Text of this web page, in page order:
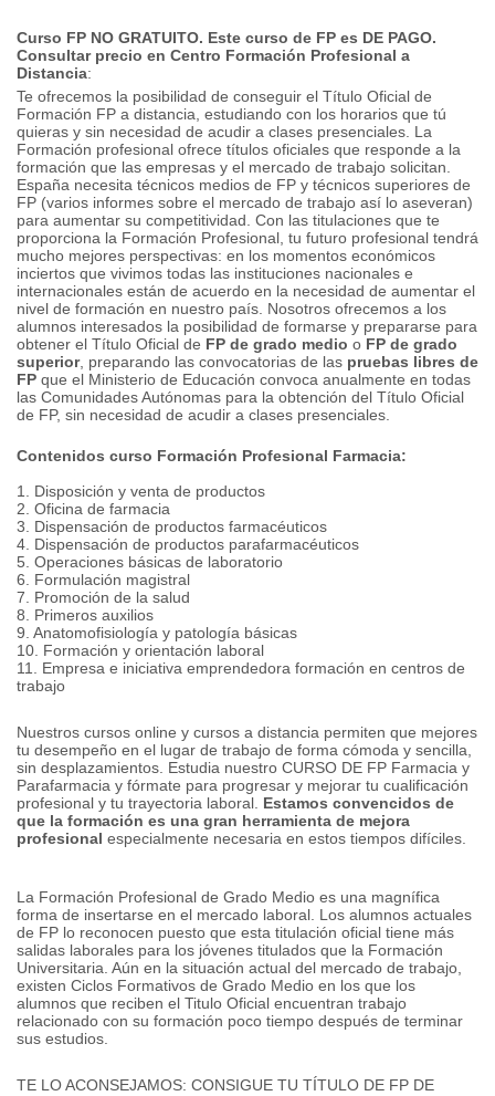
Curso FP NO GRATUITO. Este curso de FP es DE PAGO.
Consultar precio en Centro Formación Profesional a
Distancia:
Te ofrecemos la posibilidad de conseguir el Título Oficial de
Formación FP a distancia, estudiando con los horarios que tú
quieras y sin necesidad de acudir a clases presenciales. La
Formación profesional ofrece títulos oficiales que responde a la
formación que las empresas y el mercado de trabajo solicitan.
España necesita técnicos medios de FP y técnicos superiores de
FP (varios informes sobre el mercado de trabajo así lo aseveran)
para aumentar su competitividad. Con las titulaciones que te
proporciona la Formación Profesional, tu futuro profesional tendrá
mucho mejores perspectivas: en los momentos económicos
inciertos que vivimos todas las instituciones nacionales e
internacionales están de acuerdo en la necesidad de aumentar el
nivel de formación en nuestro país. Nosotros ofrecemos a los
alumnos interesados la posibilidad de formarse y prepararse para
obtener el Título Oficial de FP de grado medio o FP de grado
superior, preparando las convocatorias de las pruebas libres de
FP que el Ministerio de Educación convoca anualmente en todas
las Comunidades Autónomas para la obtención del Título Oficial
de FP, sin necesidad de acudir a clases presenciales.
Contenidos curso Formación Profesional Farmacia:
1. Disposición y venta de productos
2. Oficina de farmacia
3. Dispensación de productos farmacéuticos
4. Dispensación de productos parafarmacéuticos
5. Operaciones básicas de laboratorio
6. Formulación magistral
7. Promoción de la salud
8. Primeros auxilios
9. Anatomofisiología y patología básicas
10. Formación y orientación laboral
11. Empresa e iniciativa emprendedora formación en centros de
trabajo
Nuestros cursos online y cursos a distancia permiten que mejores
tu desempeño en el lugar de trabajo de forma cómoda y sencilla,
sin desplazamientos. Estudia nuestro CURSO DE FP Farmacia y
Parafarmacia y fórmate para progresar y mejorar tu cualificación
profesional y tu trayectoria laboral. Estamos convencidos de
que la formación es una gran herramienta de mejora
profesional especialmente necesaria en estos tiempos difíciles.
La Formación Profesional de Grado Medio es una magnífica
forma de insertarse en el mercado laboral. Los alumnos actuales
de FP lo reconocen puesto que esta titulación oficial tiene más
salidas laborales para los jóvenes titulados que la Formación
Universitaria. Aún en la situación actual del mercado de trabajo,
existen Ciclos Formativos de Grado Medio en los que los
alumnos que reciben el Titulo Oficial encuentran trabajo
relacionado con su formación poco tiempo después de terminar
sus estudios.
TE LO ACONSEJAMOS: CONSIGUE TU TÍTULO DE FP DE